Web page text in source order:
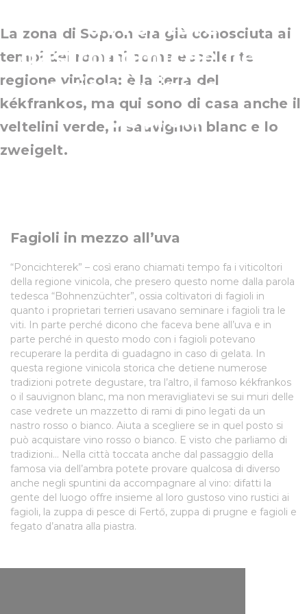
avventure
gastronomiche nella
regione vinicola di
Sopron
La zona di Sopron era già conosciuta ai
tempi dei romani come eccellente
regione vinicola: è la terra del
kékfrankos, ma qui sono di casa anche il
veltelini verde, il sauvignon blanc e lo
zweigelt.
Fagioli in mezzo all’uva
“Poncichterek” – così erano chiamati tempo fa i viticoltori
della regione vinicola, che presero questo nome dalla parola
tedesca “Bohnenzüchter”, ossia coltivatori di fagioli in
quanto i proprietari terrieri usavano seminare i fagioli tra le
viti. In parte perché dicono che faceva bene all’uva e in
parte perché in questo modo con i fagioli potevano
recuperare la perdita di guadagno in caso di gelata. In
questa regione vinicola storica che detiene numerose
tradizioni potrete degustare, tra l’altro, il famoso kékfrankos
o il sauvignon blanc, ma non meravigliatevi se sui muri delle
case vedrete un mazzetto di rami di pino legati da un
nastro rosso o bianco. Aiuta a scegliere se in quel posto si
può acquistare vino rosso o bianco. E visto che parliamo di
tradizioni... Nella città toccata anche dal passaggio della
famosa via dell’ambra potete provare qualcosa di diverso
anche negli spuntini da accompagnare al vino: difatti la
gente del luogo offre insieme al loro gustoso vino rustici ai
fagioli, la zuppa di pesce di Fertő, zuppa di prugne e fagioli e
fegato d’anatra alla piastra.